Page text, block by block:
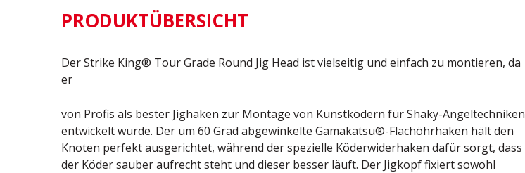
PRODUKTÜBERSICHT
Der Strike King® Tour Grade Round Jig Head ist vielseitig und einfach zu montieren, da
er
von Profis als bester Jighaken zur Montage von Kunstködern für Shaky-Angeltechniken
entwickelt wurde. Der um 60 Grad abgewinkelte Gamakatsu®-Flachöhrhaken hält den
Knoten perfekt ausgerichtet, während der spezielle Köderwiderhaken dafür sorgt, dass
der Köder sauber aufrecht steht und dieser besser läuft. Der Jigkopf fixiert sowohl